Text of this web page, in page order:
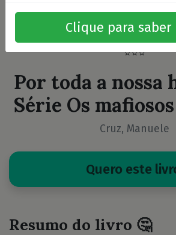
⭐⭐⭐
Por toda a
Série Os
Cruz, Manuele
Quero este
Resumo do livro 🤔
Clique para saber